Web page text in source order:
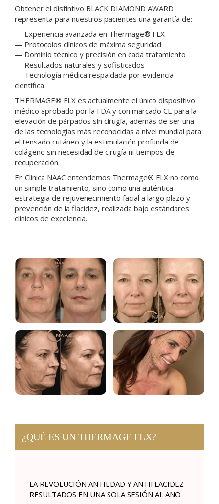
Obtener el distintivo BLACK DIAMOND AWARD
representa para nuestros pacientes una garantía de:
— Experiencia avanzada en Thermage® FLX
— Protocolos clínicos de máxima seguridad
— Dominio técnico y precisión en cada tratamiento
— Resultados naturales y sofisticados
— Tecnología médica respaldada por evidencia
científica
THERMAGE® FLX es actualmente el único dispositivo
médico aprobado por la FDA y con marcado CE para la
elevación de párpados sin cirugía, además de ser una
de las tecnologías más reconocidas a nivel mundial para
el tensado cutáneo y la estimulación profunda de
colágeno sin necesidad de cirugía ni tiempos de
recuperación.
En Clínica NAAC entendemos Thermage® FLX no como
un simple tratamiento, sino como una auténtica
estrategia de rejuvenecimiento facial a largo plazo y
prevención de la flacidez, realizada bajo estándares
clínicos de excelencia.
¿QUÉ ES UN THERMAGE FLX?
LA REVOLUCIÓN ANTIEDAD Y ANTIFLACIDEZ -
RESULTADOS EN UNA SOLA SESIÓN AL AÑO